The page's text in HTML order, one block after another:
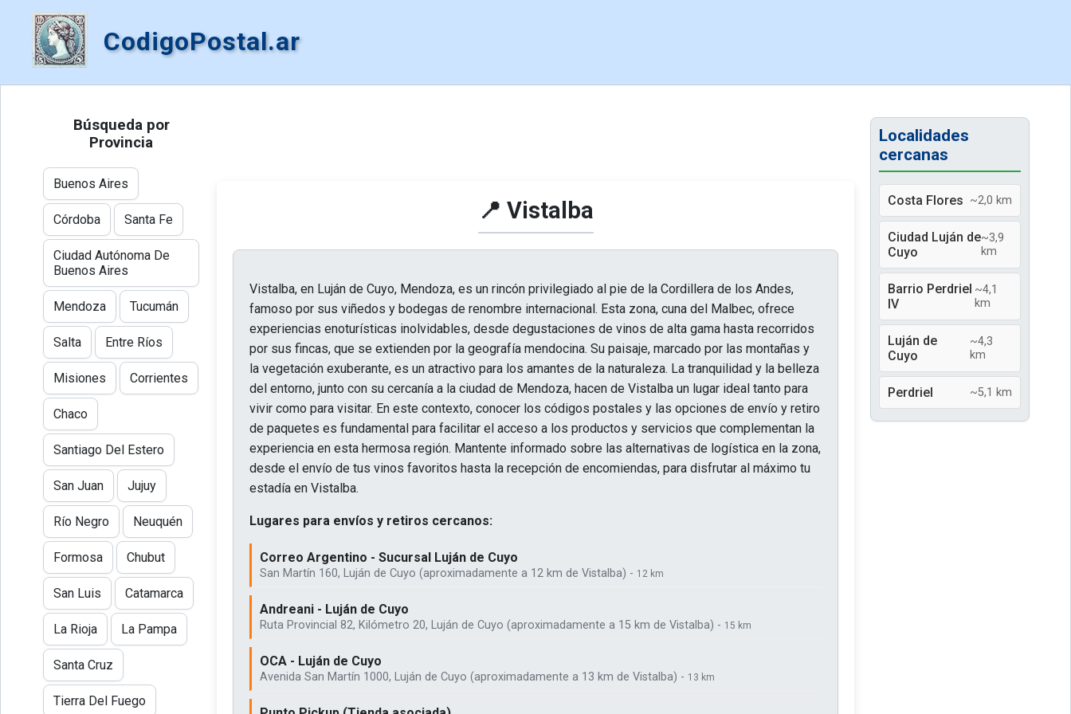
CodigoPostal.ar
📍 Vistalba
Vistalba, en Luján de Cuyo, Mendoza, es un rincón privilegiado al pie de la Cordillera de los Andes,
famoso por sus viñedos y bodegas de renombre internacional. Esta zona, cuna del Malbec, ofrece
experiencias enoturísticas inolvidables, desde degustaciones de vinos de alta gama hasta recorridos
por sus fincas, que se extienden por la geografía mendocina. Su paisaje, marcado por las montañas y
la vegetación exuberante, es un atractivo para los amantes de la naturaleza. La tranquilidad y la belleza
del entorno, junto con su cercanía a la ciudad de Mendoza, hacen de Vistalba un lugar ideal tanto para
vivir como para visitar. En este contexto, conocer los códigos postales y las opciones de envío y retiro
de paquetes es fundamental para facilitar el acceso a los productos y servicios que complementan la
experiencia en esta hermosa región. Mantente informado sobre las alternativas de logística en la zona,
desde el envío de tus vinos favoritos hasta la recepción de encomiendas, para disfrutar al máximo tu
estadía en Vistalba.
Lugares para envíos y retiros cercanos:
Correo Argentino - Sucursal Luján de Cuyo
San Martín 160, Luján de Cuyo (aproximadamente a 12 km de Vistalba) - 12 km
Andreani - Luján de Cuyo
Ruta Provincial 82, Kilómetro 20, Luján de Cuyo (aproximadamente a 15 km de Vistalba) - 15 km
OCA - Luján de Cuyo
Avenida San Martín 1000, Luján de Cuyo (aproximadamente a 13 km de Vistalba) - 13 km
Búsqueda por
Provincia
Buenos Aires
Córdoba Santa Fe
Ciudad Autónoma De
Buenos Aires
Mendoza Tucumán
Salta Entre Ríos
Misiones Corrientes
Chaco
Santiago Del Estero
San Juan Jujuy
Río Negro Neuquén
Formosa Chubut
San Luis Catamarca
La Rioja La Pampa
Santa Cruz
Tierra Del Fuego
Localidades
cercanas
Costa Flores ~2,0 km
Ciudad Luján de
Cuyo
~3,9
km
Barrio Perdriel
IV
~4,1
km
Luján de
Cuyo
~4,3
km
Perdriel ~5,1 km